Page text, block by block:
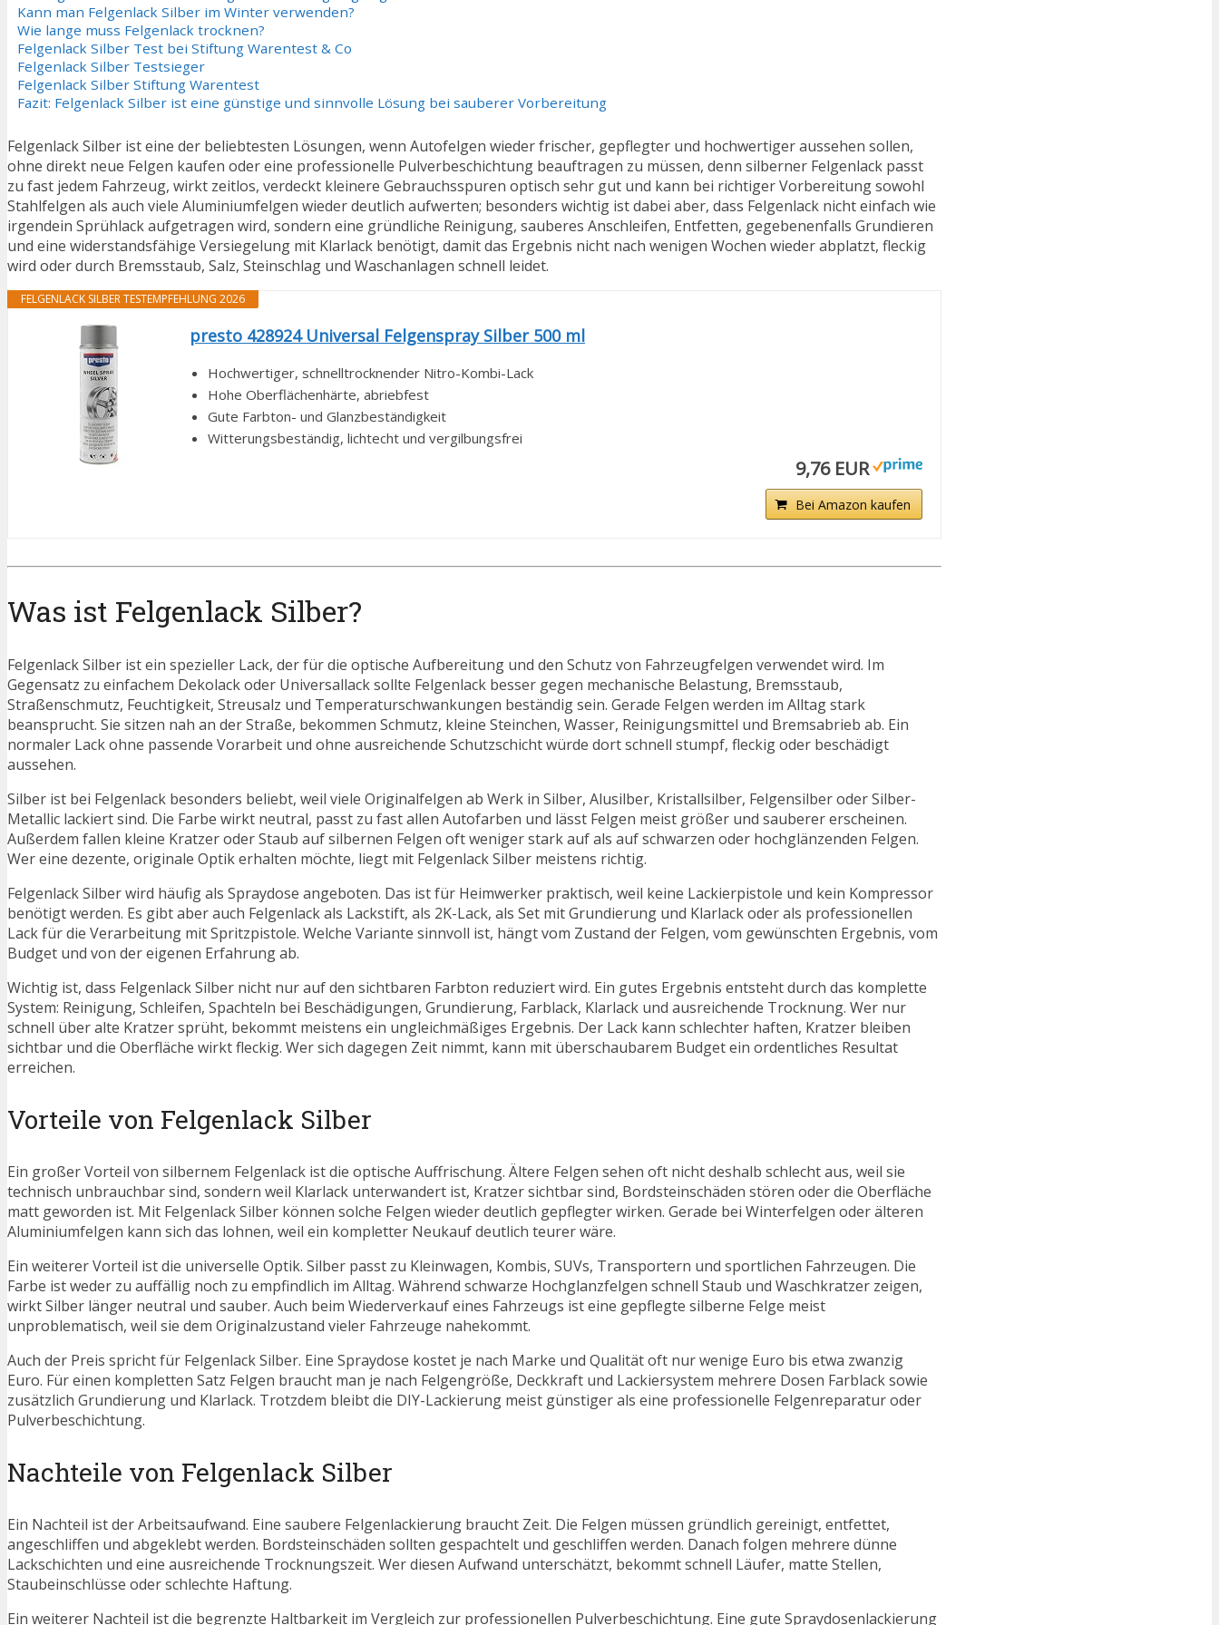
Kann man Felgenlack Silber im Winter verwenden?
Wie lange muss Felgenlack trocknen?
Felgenlack Silber Test bei Stiftung Warentest & Co
Felgenlack Silber Testsieger
Felgenlack Silber Stiftung Warentest
Fazit: Felgenlack Silber ist eine günstige und sinnvolle Lösung bei sauberer Vorbereitung
Felgenlack Silber ist eine der beliebtesten Lösungen, wenn Autofelgen wieder frischer, gepflegter und hochwertiger aussehen sollen,
ohne direkt neue Felgen kaufen oder eine professionelle Pulverbeschichtung beauftragen zu müssen, denn silberner Felgenlack passt
zu fast jedem Fahrzeug, wirkt zeitlos, verdeckt kleinere Gebrauchsspuren optisch sehr gut und kann bei richtiger Vorbereitung sowohl
Stahlfelgen als auch viele Aluminiumfelgen wieder deutlich aufwerten; besonders wichtig ist dabei aber, dass Felgenlack nicht einfach wie
irgendein Sprühlack aufgetragen wird, sondern eine gründliche Reinigung, sauberes Anschleifen, Entfetten, gegebenenfalls Grundieren
und eine widerstandsfähige Versiegelung mit Klarlack benötigt, damit das Ergebnis nicht nach wenigen Wochen wieder abplatzt, fleckig
wird oder durch Bremsstaub, Salz, Steinschlag und Waschanlagen schnell leidet.
FELGENLACK SILBER TESTEMPFEHLUNG 2026
presto 428924 Universal Felgenspray Silber 500 ml
Hochwertiger, schnelltrocknender Nitro-Kombi-Lack
Hohe Oberflächenhärte, abriebfest
Gute Farbton- und Glanzbeständigkeit
Witterungsbeständig, lichtecht und vergilbungsfrei
9,76 EUR
Bei Amazon kaufen
Was ist Felgenlack Silber?
Felgenlack Silber ist ein spezieller Lack, der für die optische Aufbereitung und den Schutz von Fahrzeugfelgen verwendet wird. Im
Gegensatz zu einfachem Dekolack oder Universallack sollte Felgenlack besser gegen mechanische Belastung, Bremsstaub,
Straßenschmutz, Feuchtigkeit, Streusalz und Temperaturschwankungen beständig sein. Gerade Felgen werden im Alltag stark
beansprucht. Sie sitzen nah an der Straße, bekommen Schmutz, kleine Steinchen, Wasser, Reinigungsmittel und Bremsabrieb ab. Ein
normaler Lack ohne passende Vorarbeit und ohne ausreichende Schutzschicht würde dort schnell stumpf, fleckig oder beschädigt
aussehen.
Silber ist bei Felgenlack besonders beliebt, weil viele Originalfelgen ab Werk in Silber, Alusilber, Kristallsilber, Felgensilber oder Silber-
Metallic lackiert sind. Die Farbe wirkt neutral, passt zu fast allen Autofarben und lässt Felgen meist größer und sauberer erscheinen.
Außerdem fallen kleine Kratzer oder Staub auf silbernen Felgen oft weniger stark auf als auf schwarzen oder hochglänzenden Felgen.
Wer eine dezente, originale Optik erhalten möchte, liegt mit Felgenlack Silber meistens richtig.
Felgenlack Silber wird häufig als Spraydose angeboten. Das ist für Heimwerker praktisch, weil keine Lackierpistole und kein Kompressor
benötigt werden. Es gibt aber auch Felgenlack als Lackstift, als 2K-Lack, als Set mit Grundierung und Klarlack oder als professionellen
Lack für die Verarbeitung mit Spritzpistole. Welche Variante sinnvoll ist, hängt vom Zustand der Felgen, vom gewünschten Ergebnis, vom
Budget und von der eigenen Erfahrung ab.
Wichtig ist, dass Felgenlack Silber nicht nur auf den sichtbaren Farbton reduziert wird. Ein gutes Ergebnis entsteht durch das komplette
System: Reinigung, Schleifen, Spachteln bei Beschädigungen, Grundierung, Farblack, Klarlack und ausreichende Trocknung. Wer nur
schnell über alte Kratzer sprüht, bekommt meistens ein ungleichmäßiges Ergebnis. Der Lack kann schlechter haften, Kratzer bleiben
sichtbar und die Oberfläche wirkt fleckig. Wer sich dagegen Zeit nimmt, kann mit überschaubarem Budget ein ordentliches Resultat
erreichen.
Vorteile von Felgenlack Silber
Ein großer Vorteil von silbernem Felgenlack ist die optische Auffrischung. Ältere Felgen sehen oft nicht deshalb schlecht aus, weil sie
technisch unbrauchbar sind, sondern weil Klarlack unterwandert ist, Kratzer sichtbar sind, Bordsteinschäden stören oder die Oberfläche
matt geworden ist. Mit Felgenlack Silber können solche Felgen wieder deutlich gepflegter wirken. Gerade bei Winterfelgen oder älteren
Aluminiumfelgen kann sich das lohnen, weil ein kompletter Neukauf deutlich teurer wäre.
Ein weiterer Vorteil ist die universelle Optik. Silber passt zu Kleinwagen, Kombis, SUVs, Transportern und sportlichen Fahrzeugen. Die
Farbe ist weder zu auffällig noch zu empfindlich im Alltag. Während schwarze Hochglanzfelgen schnell Staub und Waschkratzer zeigen,
wirkt Silber länger neutral und sauber. Auch beim Wiederverkauf eines Fahrzeugs ist eine gepflegte silberne Felge meist
unproblematisch, weil sie dem Originalzustand vieler Fahrzeuge nahekommt.
Auch der Preis spricht für Felgenlack Silber. Eine Spraydose kostet je nach Marke und Qualität oft nur wenige Euro bis etwa zwanzig
Euro. Für einen kompletten Satz Felgen braucht man je nach Felgengröße, Deckkraft und Lackiersystem mehrere Dosen Farblack sowie
zusätzlich Grundierung und Klarlack. Trotzdem bleibt die DIY-Lackierung meist günstiger als eine professionelle Felgenreparatur oder
Pulverbeschichtung.
Nachteile von Felgenlack Silber
Ein Nachteil ist der Arbeitsaufwand. Eine saubere Felgenlackierung braucht Zeit. Die Felgen müssen gründlich gereinigt, entfettet,
angeschliffen und abgeklebt werden. Bordsteinschäden sollten gespachtelt und geschliffen werden. Danach folgen mehrere dünne
Lackschichten und eine ausreichende Trocknungszeit. Wer diesen Aufwand unterschätzt, bekommt schnell Läufer, matte Stellen,
Staubeinschlüsse oder schlechte Haftung.
Ein weiterer Nachteil ist die begrenzte Haltbarkeit im Vergleich zur professionellen Pulverbeschichtung. Eine gute Spraydosenlackierung